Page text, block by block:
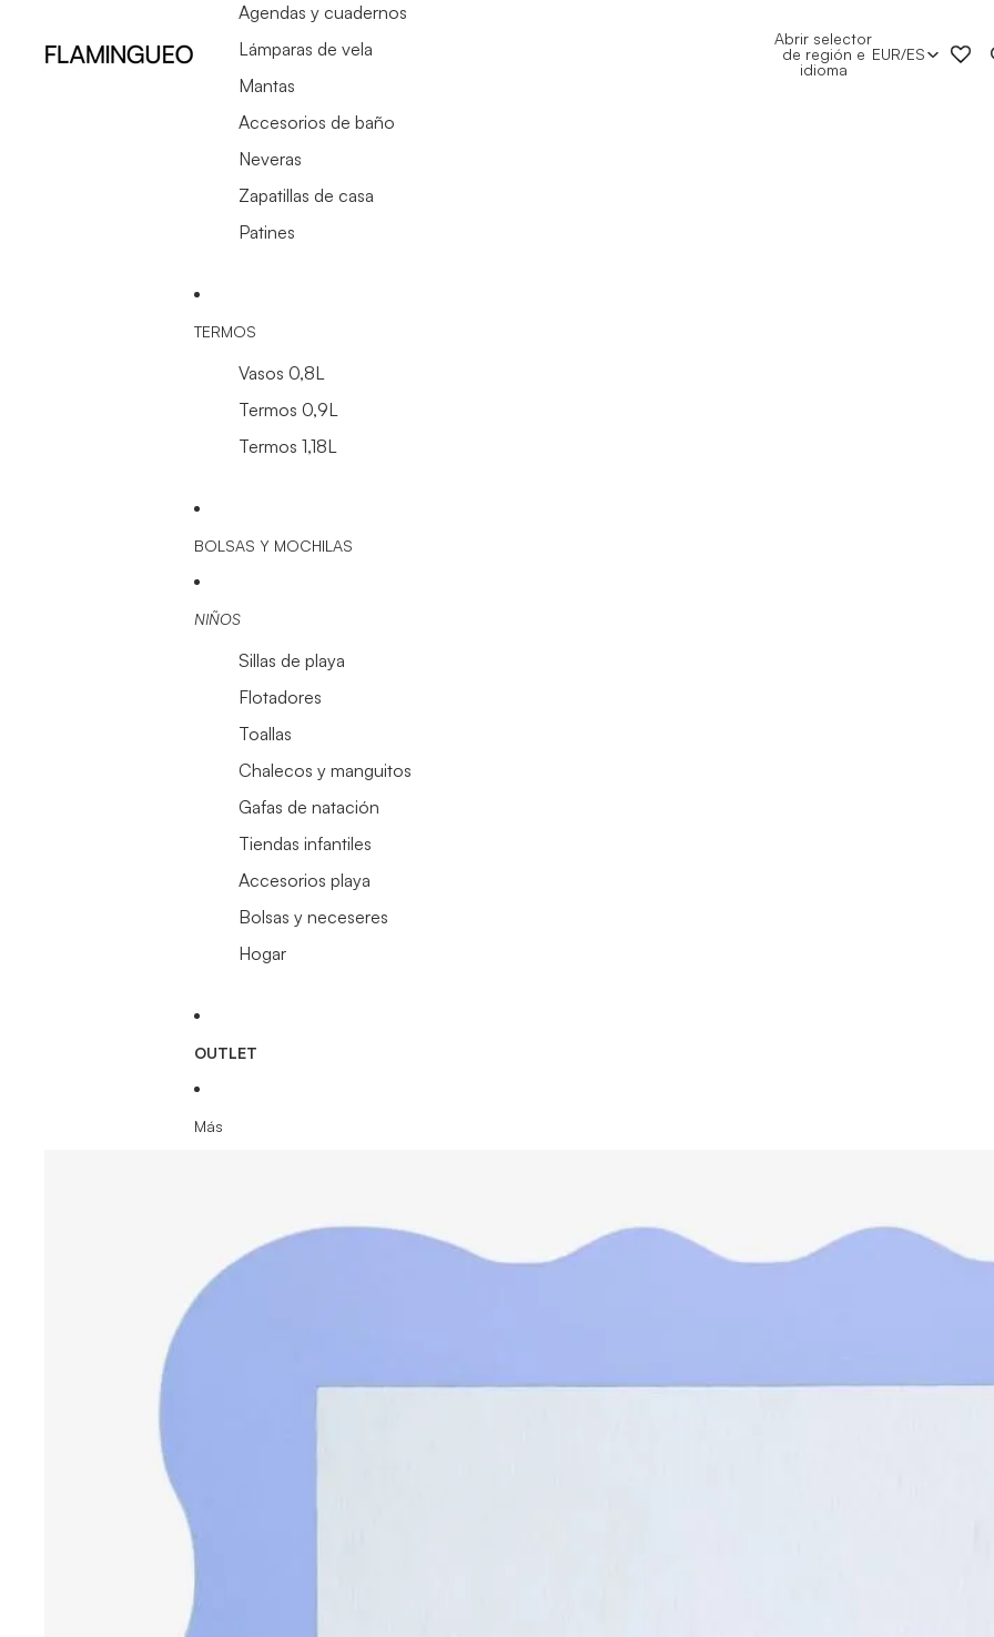
Agendas y cuadernos
Lámparas de vela
Mantas
Accesorios de baño
Neveras
Zapatillas de casa
Patines
TERMOS
Vasos 0,8L
Termos 0,9L
Termos 1,18L
BOLSAS Y MOCHILAS
NIÑOS
Sillas de playa
Flotadores
Toallas
Chalecos y manguitos
Gafas de natación
Tiendas infantiles
Accesorios playa
Bolsas y neceseres
Hogar
OUTLET
Más
Abrir selector
de región e
idioma
EUR/ES